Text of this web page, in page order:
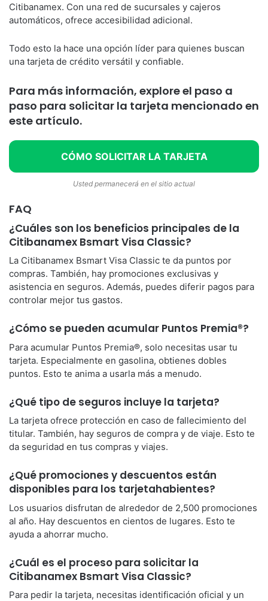
Citibanamex. Con una red de sucursales y cajeros
automáticos, ofrece accesibilidad adicional.
Todo esto la hace una opción líder para quienes buscan
una tarjeta de crédito versátil y confiable.
Para más información, explore el paso a
paso para solicitar la tarjeta mencionado en
este artículo.
CÓMO SOLICITAR LA TARJETA
Usted permanecerá en el sitio actual
FAQ
¿Cuáles son los beneficios principales de la
Citibanamex Bsmart Visa Classic?
La Citibanamex Bsmart Visa Classic te da puntos por
compras. También, hay promociones exclusivas y
asistencia en seguros. Además, puedes diferir pagos para
controlar mejor tus gastos.
¿Cómo se pueden acumular Puntos Premia®?
Para acumular Puntos Premia®, solo necesitas usar tu
tarjeta. Especialmente en gasolina, obtienes dobles
puntos. Esto te anima a usarla más a menudo.
¿Qué tipo de seguros incluye la tarjeta?
La tarjeta ofrece protección en caso de fallecimiento del
titular. También, hay seguros de compra y de viaje. Esto te
da seguridad en tus compras y viajes.
¿Qué promociones y descuentos están
disponibles para los tarjetahabientes?
Los usuarios disfrutan de alrededor de 2,500 promociones
al año. Hay descuentos en cientos de lugares. Esto te
ayuda a ahorrar mucho.
¿Cuál es el proceso para solicitar la
Citibanamex Bsmart Visa Classic?
Para pedir la tarjeta, necesitas identificación oficial y un